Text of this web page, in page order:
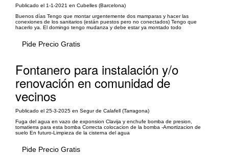
Publicado el 1-1-2021 en Cubelles (Barcelona)
Buenos días Tengo que montar urgentemente dos mamparas y hacer las
conexiones de los sanitarios (están puestos pero no conectados) Tengo que
hacerlo ya. El domingo tengo mudanza y debe estar ya montado todo
Pide Precio Gratis
Fontanero para instalación y/o
renovación en comunidad de
vecinos
Publicado el 25-3-2025 en Segur de Calafell (Tarragona)
Fuga del agua en vazo de exponsion Clavija y enchufe bomba de presion,
tomatierra para esta bomba Correcta colocacion de la bomba -Amortizacion de
suelo En futuro-Limpieza de la cisterna del agua
Pide Precio Gratis